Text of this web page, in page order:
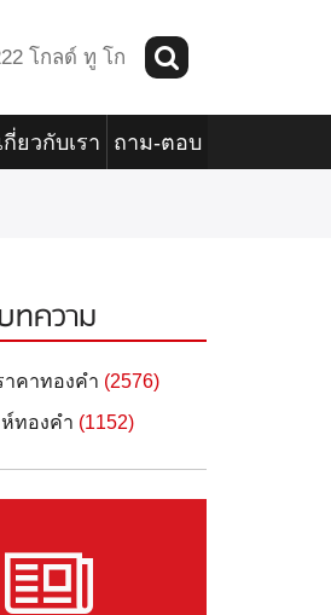
โกลด์ ทู โก
กี่ยวกับเรา ถาม-ตอบ
ทความ
าคาทองคำ (2576)
ห์ทองคำ (1152)